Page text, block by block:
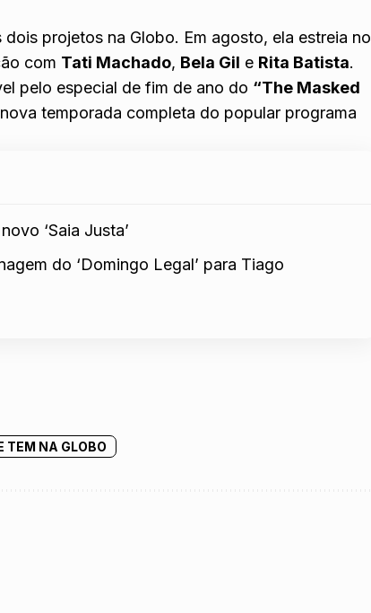
dois projetos na Globo. Em agosto, ela estreia no
com Tati Machado, Bela Gil e Rita Batista.
pelo especial de fim de ano do “The Masked
temporada completa do popular programa
‘Saia Justa’
do ‘Domingo Legal’ para Tiago
TEM NA GLOBO